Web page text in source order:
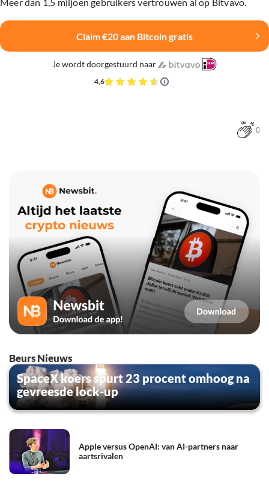
Claim €20 aan Bitcoin gratis
Je wordt doorgestuurd naar
4,6
0
Beurs Nieuws
SpaceX koers spurt 23 procent omhoog na
gevreesde lock-up
Apple versus OpenAI: van AI-partners naar
aartsrivalen